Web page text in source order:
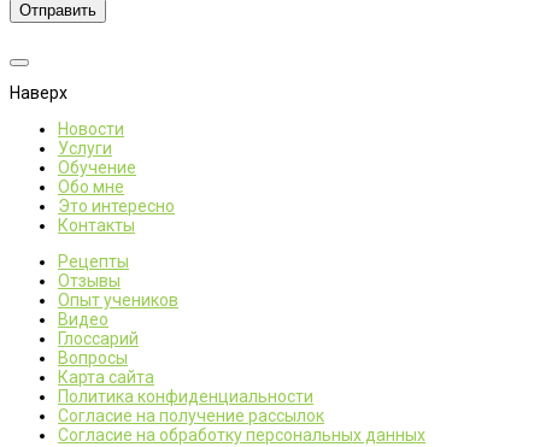
Отправить
Наверх
Новости
Услуги
Обучение
Обо мне
Это интересно
Контакты
Рецепты
Отзывы
Опыт учеников
Видео
Глоссарий
Вопросы
Карта сайта
Политика конфиденциальности
Согласие на получение рассылок
Согласие на обработку персональных данных